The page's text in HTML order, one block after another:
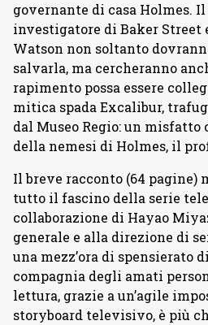
governante di casa Holmes.
investigatore di Baker Street
Watson non soltanto
salvarla, ma cercheranno
rapimento possa essere
mitica spada Excalibur,
dal Museo Regio: un misfatto
della nemesi di Holmes, il
Il breve racconto (64
tutto il fascino della serie
collaborazione di Hayao
generale e alla direzione di
una mezz’ora di spensierato
compagnia degli amati
lettura, grazie a un’agile
storyboard televisivo, è più